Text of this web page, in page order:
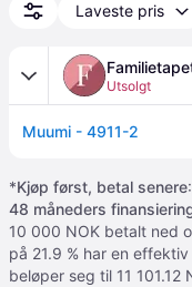
Laveste pris
Utsolgt
Muumi - 4911-2
*Kjøp først, betal senere
48 måneders
10 000 NOK betalt ned
på 21.9 % har en
beløper seg til 11